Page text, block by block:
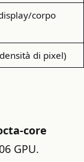
corpo
di pixel)
core
GPU.